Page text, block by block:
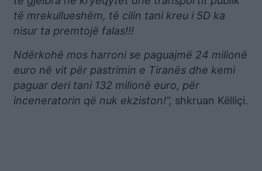
të mrekullueshëm, të cilin tani kreu i 5D ka
nisur ta premtojë falas!!!
Ndërkohë mos harroni se paguajmë 24 milionë
euro në vit për pastrimin e Tiranës dhe kemi
paguar deri tani 132 milionë euro, për
inceneratorin që nuk ekziston!”, shkruan Këlliçi.